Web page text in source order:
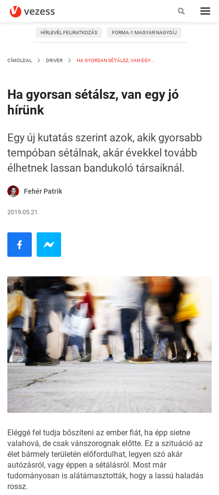
HÍRLEVÉL FELIRATKOZÁS FORMA-1 MAGYAR NAGYDÍJ
CÍMOLDAL DRIVER HA GYORSAN SÉTÁLSZ, VAN EGY...
Ha gyorsan sétálsz, van egy jó
hírünk
Egy új kutatás szerint azok, akik gyorsabb
tempóban sétálnak, akár évekkel tovább
élhetnek lassan bandukoló társaiknál.
Fehér Patrik
2019.05.21.
Eléggé fel tudja bőszíteni az ember fiát, ha épp sietne
valahová, de csak vánszorognak előtte. Ez a szituáció az
élet bármely területén előfordulhat, legyen szó akár
autózásról, vagy éppen a sétálásról. Most már
tudományosan is alátámasztották, hogy a lassú haladás
rossz.